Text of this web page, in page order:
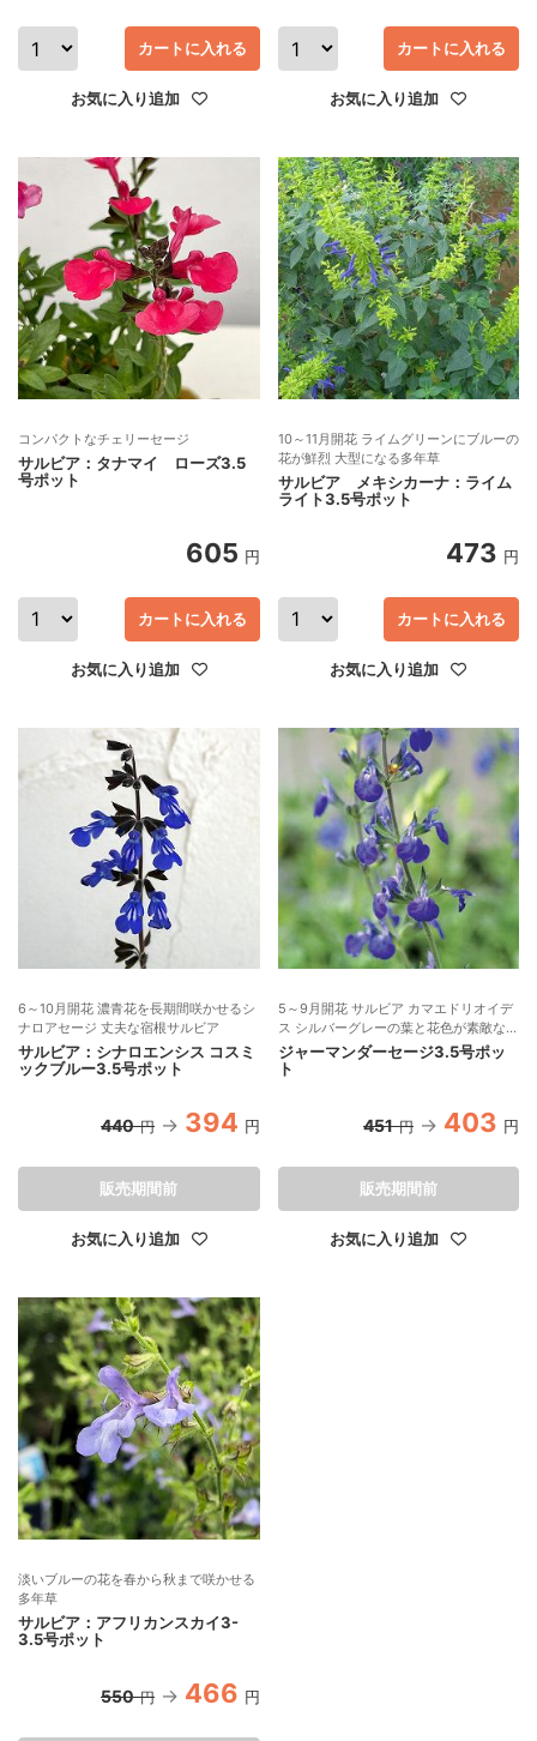
カートに入れる
お気に入り追加
カートに入れる
お気に入り追加
コンパクトなチェリーセージ
サルビア：タナマイ ローズ3.5
号ポット
605 円
カートに入れる
お気に入り追加
10～11月開花 ライムグリーンにブルーの
花が鮮烈 大型になる多年草
サルビア メキシカーナ：ライム
ライト3.5号ポット
473 円
カートに入れる
お気に入り追加
6～10月開花 濃青花を長期間咲かせるシ
ナロアセージ 丈夫な宿根サルビア
サルビア：シナロエンシス コスミ
ックブルー3.5号ポット
440 円 394 円
お気に入り追加
販売期間前
5～9月開花 サルビア カマエドリオイデ
ス シルバーグレーの葉と花色が素敵な宿
根草
ジャーマンダーセージ3.5号ポッ
ト
451 円 403 円
お気に入り追加
販売期間前
淡いブルーの花を春から秋まで咲かせる
多年草
サルビア：アフリカンスカイ3-
3.5号ポット
550 円 466 円